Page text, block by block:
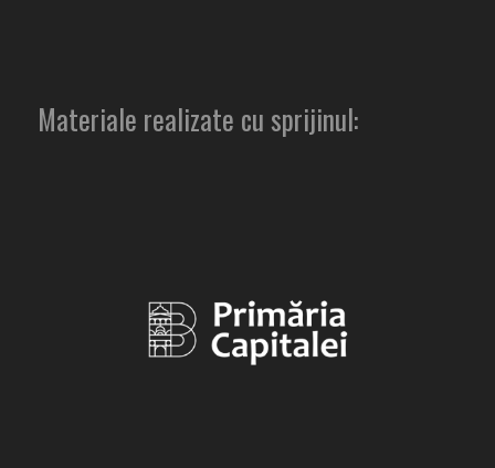
Materiale realizate cu sprijinul: